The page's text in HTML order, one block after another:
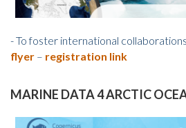
- To foster international
flyer – registration link
MARINE DATA 4 ARCTIC